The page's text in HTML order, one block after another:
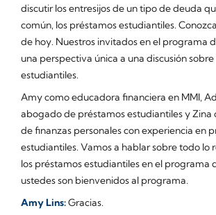
discutir los entresijos de un tipo de deuda
común, los préstamos estudiantiles.
de hoy. Nuestros invitados en el programa
una perspectiva única a una discusión
estudiantiles.
Amy como educadora financiera en MMI,
abogado de préstamos estudiantiles y Zina
de finanzas personales con experiencia en
estudiantiles. Vamos a hablar sobre todo lo
los préstamos estudiantiles en el programa
ustedes son bienvenidos al programa.
Amy Lins:Gracias.